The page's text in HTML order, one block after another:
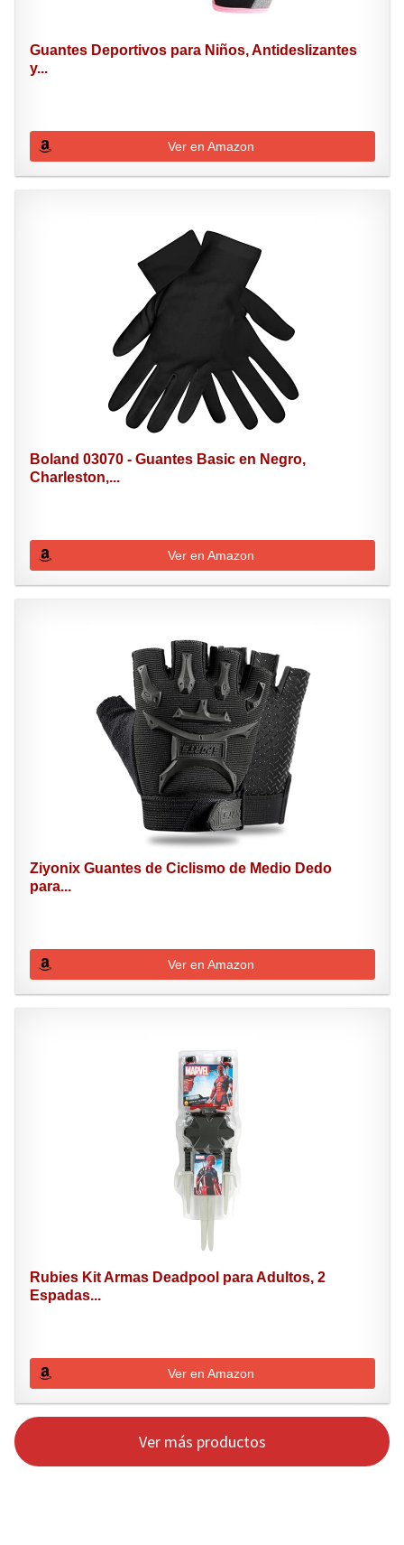
Guantes Deportivos para Niños, Antideslizantes
y...
Ver en Amazon
Boland 03070 - Guantes Basic en Negro,
Charleston,...
Ver en Amazon
Ziyonix Guantes de Ciclismo de Medio Dedo
para...
Ver en Amazon
Rubies Kit Armas Deadpool para Adultos, 2
Espadas...
Ver en Amazon
Ver más productos